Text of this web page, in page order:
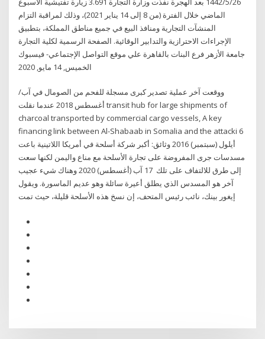
الماضي خلال الفترة (من 8 إلى 14 يناير 2021)، وذلك لمراقبة التزام
المنشآت التجارية ومنافذ البيع في جميع مناطق المملكة، بتطبيق
الإجراءات الاحترازية والتدابير الوقائية. الصفحة الرسمية لكلية التجارة
جامعة الأزهر فرع البنات بالقاهرة علي موقع التواصل الإجتماعي- فيسبوك
الخميس, 14 مايو, 2020
ووقعت آخر عملية تصدير كبرى مسجلة للفحم من الصومال في آب/
أغسطس 2018 عندما نقلت transit hub for large shipments of
charcoal transported by commercial cargo vessels, A key
financing link between Al-Shabaab in Somalia and the attacki 6
أيلول (سبتمبر) 2016 وثائق: أكبر شركة أسلحة في أمريكا اللاتينية باعت
مسدسات جرى المفروضة على تجارة الأسلحة مع مناع واليمن لكنها سعت
إلى طرق للالتفاف على تلك 17 آب (أغسطس) 2020 وهناك شيء عجيب
آخر هو المسدس الذي يطلق أعيرة سائلة وهو عديم الماسورة. ويقول